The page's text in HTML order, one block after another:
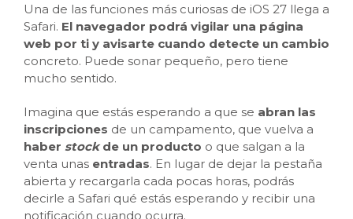
Una de las funciones más curiosas de iOS 27 llega a
Safari. El navegador podrá vigilar una página
web por ti y avisarte cuando detecte un cambio
concreto. Puede sonar pequeño, pero tiene
mucho sentido.
Imagina que estás esperando a que se abran las
inscripciones de un campamento, que vuelva a
haber stock de un producto o que salgan a la
venta unas entradas. En lugar de dejar la pestaña
abierta y recargarla cada pocas horas, podrás
decirle a Safari qué estás esperando y recibir una
notificación cuando ocurra.